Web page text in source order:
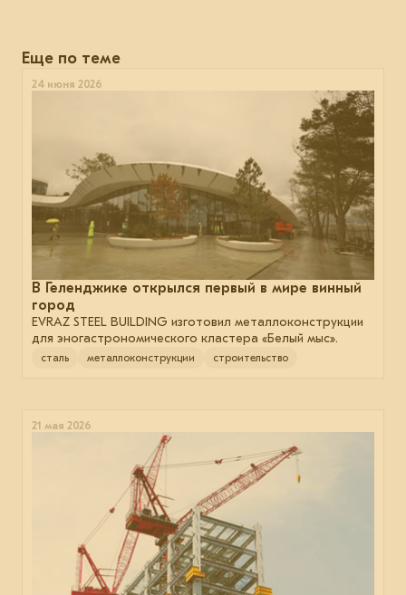
Еще по теме
24 июня 2026
В Геленджике открылся первый в мире винный
город
EVRAZ STEEL BUILDING изготовил металлоконструкции
для эногастрономического кластера «Белый мыс».
сталь металлоконструкции строительство
21 мая 2026